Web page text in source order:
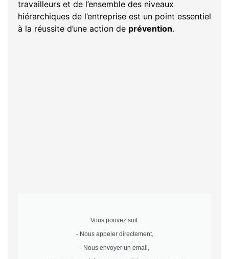
travailleurs et de l’ensemble des niveaux
hiérarchiques de l’entreprise est un point essentiel
à la réussite d’une action de prévention.
Vous pouvez soit:
- Nous appeler directement,
- Nous envoyer un email,